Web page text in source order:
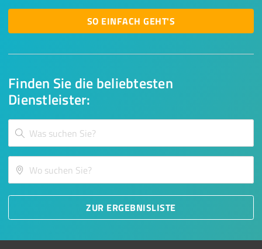
Finden Sie die beliebtesten
Dienstleister:
ZUR ERGEBNISLISTE
SO EINFACH GEHT'S